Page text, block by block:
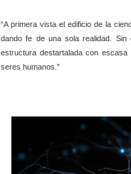
“A primera vista el edificio de la
dando fe de una sola realidad.
estructura destartalada con
seres humanos.”